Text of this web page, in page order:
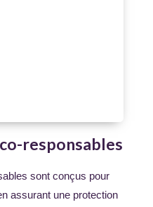
responsables
sont conçus pour
assurant une protection